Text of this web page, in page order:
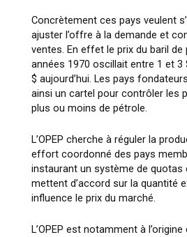
Concrètement ces pays veulent
ajuster l’offre à la demande et
ventes. En effet le prix du baril de
années 1970 oscillait entre 1 et 3
$ aujourd’hui. Les pays
ainsi un cartel pour contrôler les
plus ou moins de pétrole.
L’OPEP cherche à réguler la
effort coordonné des pays
instaurant un système de quotas
mettent d’accord sur la quantité
influence le prix du marché.
L’OPEP est notamment à